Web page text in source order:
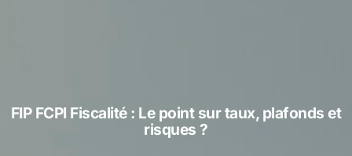
FIP FCPI Fiscalité : Le point sur taux, plafonds et
risques ?